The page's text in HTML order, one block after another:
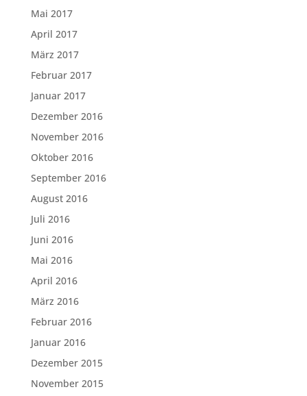
Mai 2017
April 2017
März 2017
Februar 2017
Januar 2017
Dezember 2016
November 2016
Oktober 2016
September 2016
August 2016
Juli 2016
Juni 2016
Mai 2016
April 2016
März 2016
Februar 2016
Januar 2016
Dezember 2015
November 2015